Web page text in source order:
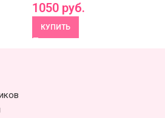
1050 руб.
КУПИТЬ